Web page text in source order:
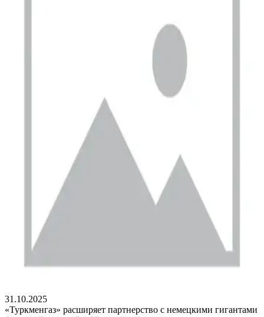
31.10.2025
«Туркменгаз» расширяет партнерство с немецкими гигантами